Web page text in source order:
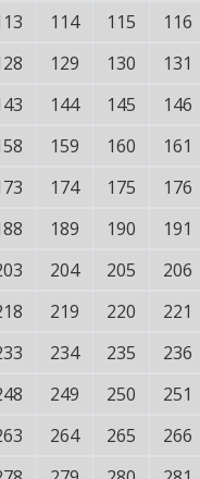
114 115 116
129 130 131
144 145 146
159 160 161
174 175 176
189 190 191
204 205 206
219 220 221
234 235 236
249 250 251
264 265 266